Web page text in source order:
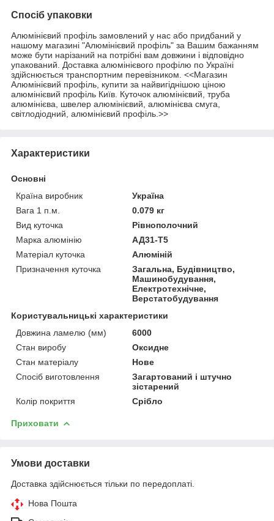
Спосіб упаковки
Алюмінієвий профіль замовлений у нас або придбаний у
нашому магазині "Алюмінієвий профіль" за Вашим бажанням
може бути нарізаний на потрібні вам довжини і відповідно
упакований. Доставка алюмінієвого профілю по Україні
здійснюється транспортним перевізником. <<Магазин
Алюмінієвий профіль, купити за найвигіднішою ціною
алюмінієвий профіль Київ. Куточок алюмінієвий, труба
алюмінієва, швелер алюмінієвий, алюмінієва смуга,
світлодіодний, алюмінієвий профіль.>>
Характеристики
Основні
Країна виробник
Україна
Вага 1 п.м.
0.079 кг
Вид куточка
Рівнополочний
Марка алюмінію
АД31-Т5
Матеріал куточка
Алюміній
Призначення куточка
Загальна, Будівництво,
Машинобудування,
Електротехнічне,
Верстатобудування
Користувальницькі характеристики
Довжина ламелю (мм)
6000
Стан виробу
Оксидне
Стан матеріалу
Нове
Спосіб виготовлення
Загартований і штучно
зістарений
Колір покриття
Срібло
Приховати
Умови доставки
Доставка здійснюється тільки по передоплаті.
Нова Пошта